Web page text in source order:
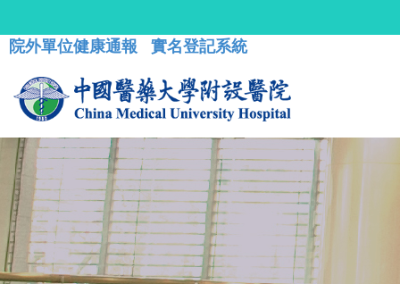
院外單位健康通報 實名登記系統